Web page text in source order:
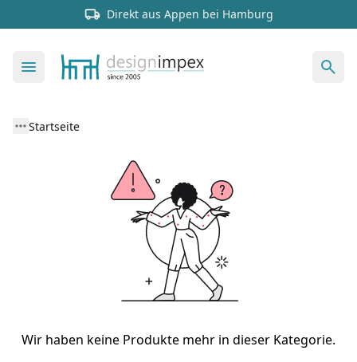
Direkt aus Appen bei Hamburg
Startseite
Wir haben keine Produkte mehr in dieser Kategorie.